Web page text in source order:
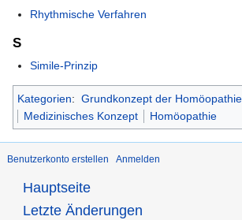
Rhythmische Verfahren
S
Simile-Prinzip
Kategorien: Grundkonzept der Homöopathie
Medizinisches Konzept
Homöopathie
Benutzerkonto erstellen Anmelden
Hauptseite
Letzte Änderungen